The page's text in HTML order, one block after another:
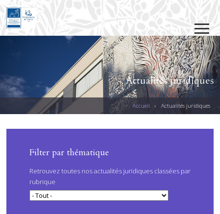
Actualités juridiques
Accueil › Actualités juridiques
Filter par thématique
Retrouvez toutes nos actualités juridiques classées par
rubrique
PAGES